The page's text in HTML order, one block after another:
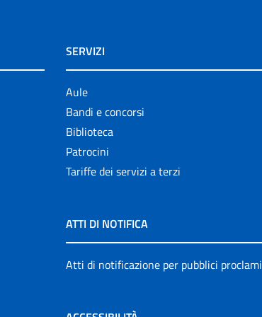
SERVIZI
Aule
Bandi e concorsi
Biblioteca
Patrocini
Tariffe dei servizi a terzi
ATTI DI NOTIFICA
Atti di notificazione per pubblici proclami